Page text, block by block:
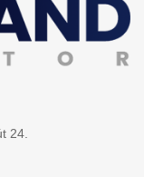
24.